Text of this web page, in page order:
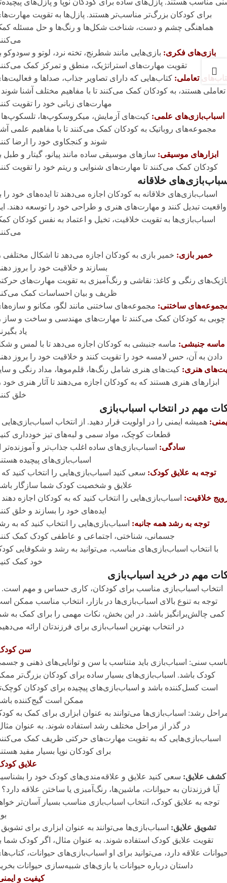
برای کودکان بزرگ‌تر مناسب‌تر هستند. پازل‌ها به تقویت
هماهنگی چشم و دست، شناخت شکل‌ها و رنگ‌ها و حل مسئله
بازی‌های فکری: بازی‌هایی مانند شطرنج، تخته نرد، لوتو و سودوکو
تقویت مهارت‌های استراتژیک، منطق و تمرکز کمک
تعاملی: کتاب‌هایی که دارای تصاویر جذاب، صداها و
تعاملی هستند، به کودکان کمک می‌کنند تا با مفاهیم مختلف آشنا
مهارت‌های زبانی خود را تقویت
اسباب‌بازی‌های علمی: کیت‌های آزمایش، میکروسکوپ‌ها،
مجموعه‌های روباتیک به کودکان کمک می‌کنند تا با مفاهیم علمی
شوند و کنجکاوی خود را ارضا
ابزارهای موسیقی: سازهای موسیقی ساده مانند پیانو، گیتار و طبل
کودکان کمک می‌کنند تا مهارت‌های شنوایی و ریتم خود را تقویت
خلاقانه
اسباب‌بازی‌های خلاقانه به کودکان اجازه می‌دهند تا ایده‌های خود را
واقعیت تبدیل کنند و مهارت‌های هنری و طراحی خود را توسعه دهند.
اسباب‌بازی‌ها به تقویت خلاقیت، تخیل و اعتماد به نفس کودکان
خمیر بازی: خمیر بازی به کودکان اجازه می‌دهد تا اشکال مختلفی
بسازند و خلاقیت خود را بروز
رنگی و کاغذ: نقاشی و رنگ‌آمیزی به تقویت مهارت‌های
ظریف و بیان احساسات کمک
ساختنی: مجموعه‌های ساختنی مانند لگو، مکانو و
چوبی به کودکان کمک می‌کنند تا مهارت‌های مهندسی و ساخت و ساز
یاد
ماسه جنبشی: ماسه جنبشی به کودکان اجازه می‌دهد تا با لمس و
دادن به آن، حس لامسه خود را تقویت کنند و خلاقیت خود را بروز
هنری: کیت‌های هنری شامل رنگ‌ها، قلم‌موها، مداد رنگی و
ابزارهای هنری هستند که به کودکان اجازه می‌دهند تا آثار هنری خود
خلق
مهم در انتخاب اسباب‌بازی
همیشه ایمنی را در اولویت قرار دهید. از انتخاب اسباب‌بازی‌هایی
قطعات کوچک، مواد سمی و لبه‌های تیز خودداری
سادگی: اسباب‌بازی‌های ساده اغلب جذاب‌تر و آموزنده‌تر
اسباب‌بازی‌های پیچیده
توجه به علایق کودک: سعی کنید اسباب‌بازی‌هایی را انتخاب کنید که
علایق و شخصیت کودک شما سازگار
خلاقیت: اسباب‌بازی‌هایی را انتخاب کنید که به کودکان اجازه دهند
ایده‌های خود را بسازند و خلق
توجه به رشد همه جانبه: اسباب‌بازی‌هایی را انتخاب کنید که به
جسمانی، شناختی، اجتماعی و عاطفی کودک کمک
با انتخاب اسباب‌بازی‌های مناسب، می‌توانید به رشد و شکوفایی
خود کمک
مهم در خرید اسباب‌بازی
انتخاب اسباب‌بازی مناسب برای کودکان، کاری حساس و مهم است.
توجه به تنوع بالای اسباب‌بازی‌ها در بازار، انتخاب مناسب ممکن
کمی چالش‌برانگیز باشد. در این بخش، نکات مهمی را برای کمک به
در انتخاب بهترین اسباب‌بازی برای فرزندتان ارائه
سن
سنی: اسباب‌بازی باید متناسب با سن و توانایی‌های ذهنی و
کودک باشد. اسباب‌بازی‌های بسیار ساده برای کودکان بزرگ‌تر
است کسل‌کننده باشد و اسباب‌بازی‌های پیچیده برای کودکان
ممکن است گیج‌کننده
رشد: اسباب‌بازی‌ها می‌توانند به عنوان ابزاری برای کمک به
در گذر از مراحل مختلف رشد استفاده شوند. به عنوان
اسباب‌بازی‌هایی که به تقویت مهارت‌های حرکتی ظریف کمک
برای کودکان نوپا بسیار مفید
علایق
کشف علایق: سعی کنید علایق و علاقه‌مندی‌های کودک خود را
آیا فرزندتان به حیوانات، ماشین‌ها، رنگ‌آمیزی یا ساختن علاقه دارد؟
توجه به علایق کودک، انتخاب اسباب‌بازی مناسب بسیار آسان‌تر
تشویق علایق: اسباب‌بازی‌ها می‌توانند به عنوان ابزاری برای
تقویت علایق کودک استفاده شوند. به عنوان مثال، اگر کودک شما
علاقه دارد، می‌توانید برای او اسباب‌بازی‌های حیوانات،
داستان درباره حیوانات یا بازی‌های شبیه‌سازی حیوانات
کیفیت و